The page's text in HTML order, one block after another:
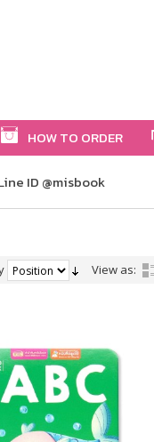
HOW TO ORDER
ID @misbook
View as: